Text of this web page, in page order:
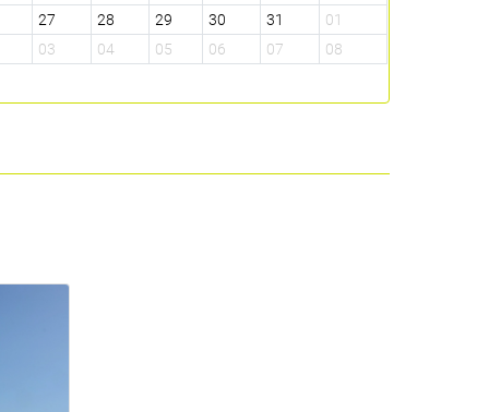
27 28 29 30 31
01
03 04 05 06 07 08